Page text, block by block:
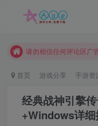
现在赞助会员享受专属
本网站的文章部分内容
首页 游戏分享 手游资
经典战神引擎
+Windows详